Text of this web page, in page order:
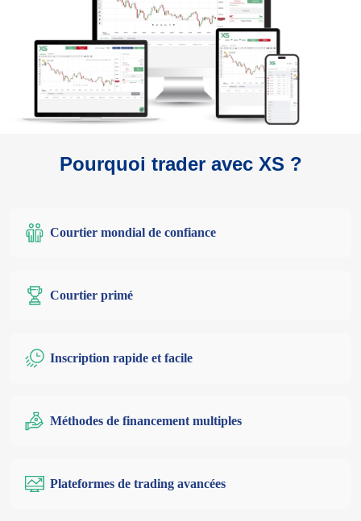
Pourquoi trader avec XS ?
Courtier mondial de confiance
Courtier primé
Inscription rapide et facile
Méthodes de financement multiples
Plateformes de trading avancées